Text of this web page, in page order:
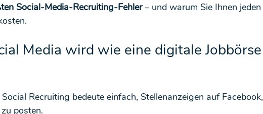
Social-Media-Recruiting-Fehler – und warum Sie Ihnen jeden
Media wird wie eine digitale Jobbörse
Recruiting bedeute einfach, Stellenanzeigen auf Facebook,
posten.